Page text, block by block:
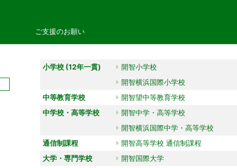
ご支援のお願い
小学校 (12年一貫) 開智小学校
開智横浜国際小学校
中等教育学校
開智望中等教育学校
中学校・高等学校
開智中学・高等学校
開智横浜国際中学・高等学校
通信制課程
開智高等学校 通信制課程
大学・専門学校
開智国際大学